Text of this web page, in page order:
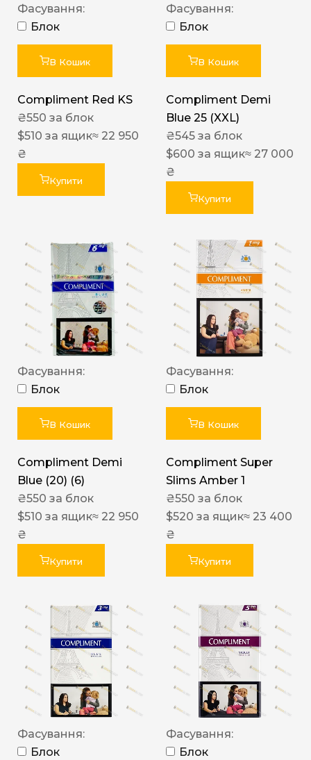
Фасування:
Блок
В Кошик
Compliment Red KS
₴550 за блок
$510 за ящик≈ 22 950
₴
Купити
Фасування:
Блок
В Кошик
Compliment Demi
Blue 25 (XXL)
₴545 за блок
$600 за ящик≈ 27 000
₴
Купити
Фасування:
Блок
В Кошик
Compliment Demi
Blue (20) (6)
₴550 за блок
$510 за ящик≈ 22 950
₴
Купити
Фасування:
Блок
В Кошик
Compliment Super
Slims Amber 1
₴550 за блок
$520 за ящик≈ 23 400
₴
Купити
Фасування:
Блок
Фасування:
Блок